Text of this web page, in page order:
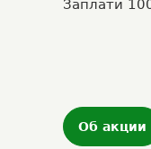
Об акции